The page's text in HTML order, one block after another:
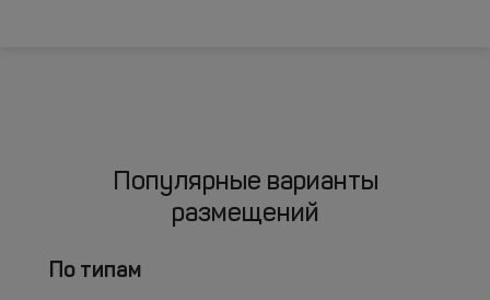
Популярные варианты
размещений
По типам